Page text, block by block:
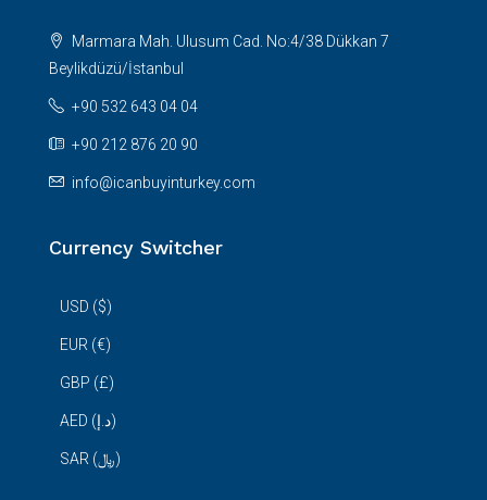
Marmara Mah. Ulusum Cad. No:4/38 Dükkan 7
Beylikdüzü/İstanbul
+90 532 643 04 04
+90 212 876 20 90
info@icanbuyinturkey.com
Currency Switcher
USD ($)
EUR (€)
GBP (£)
AED (د.إ)
SAR (﷼)